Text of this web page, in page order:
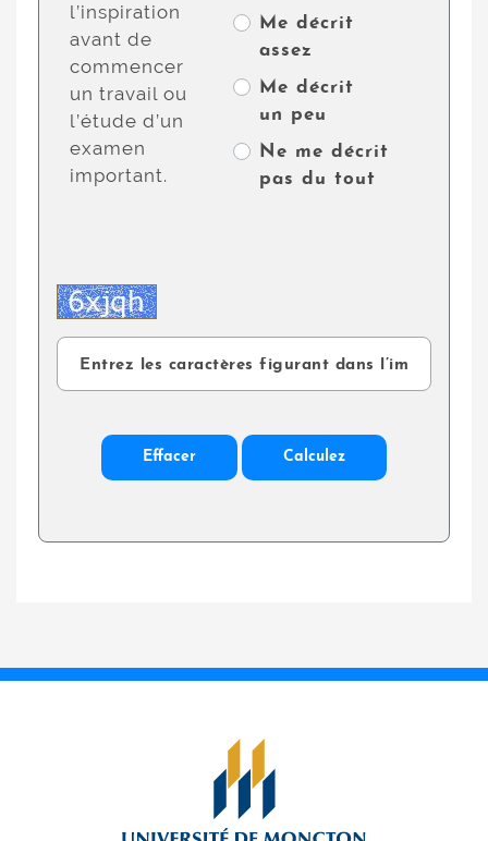
l’inspiration
avant de
commencer
un travail ou
l’étude d’un
examen
important.
Me décrit
assez
Me décrit
un peu
Ne me décrit
pas du tout
Effacer Calculez